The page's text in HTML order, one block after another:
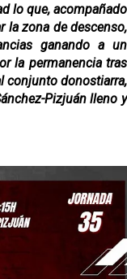
se vio
y
Rodri agita el
16 tras la
en nuevo
lo que, acompañado
la zona de descenso,
ganando a un
la permanencia tras
conjunto donostiarra,
Pizjuán lleno y